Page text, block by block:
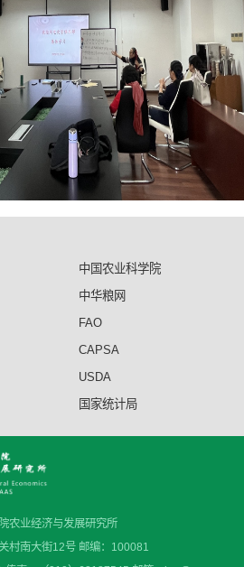
中国农业科学院
中华粮网
FAO
CAPSA
USDA
国家统计局
农业经济与发展研究所
村南大街12号 邮编：100081